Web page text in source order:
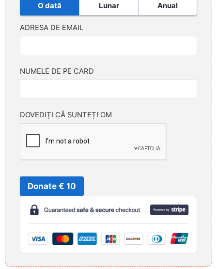
O dată Lunar Anual
ADRESA DE EMAIL
NUMELE DE PE CARD
DOVEDIȚI CĂ SUNTEȚI OM
Donate € 10